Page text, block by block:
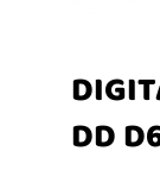
DD